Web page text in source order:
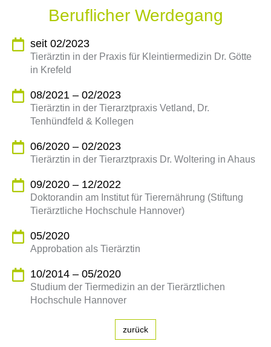
Beruflicher Werdegang
seit 02/2023
Tierärztin in der Praxis für Kleintiermedizin Dr. Götte
in Krefeld
08/2021 – 02/2023
Tierärztin in der Tierarztpraxis Vetland, Dr.
Tenhündfeld & Kollegen
06/2020 – 02/2023
Tierärztin in der Tierarztpraxis Dr. Woltering in Ahaus
09/2020 – 12/2022
Doktorandin am Institut für Tierernährung (Stiftung
Tierärztliche Hochschule Hannover)
05/2020
Approbation als Tierärztin
10/2014 – 05/2020
Studium der Tiermedizin an der Tierärztlichen
Hochschule Hannover
zurück